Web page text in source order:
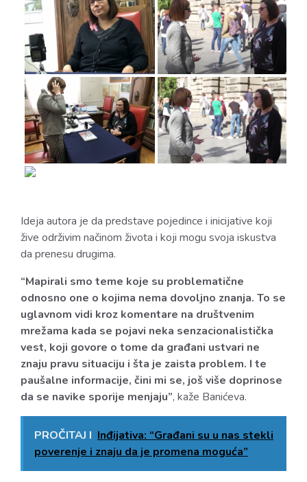
Ideja autora je da predstave pojedince i inicijative koji
žive održivim načinom života i koji mogu svoja iskustva
da prenesu drugima.
“Mapirali smo teme koje su problematične
odnosno one o kojima nema dovoljno znanja. To se
uglavnom vidi kroz komentare na društvenim
mrežama kada se pojavi neka senzacionalistička
vest, koji govore o tome da građani ustvari ne
znaju pravu situaciju i šta je zaista problem. I te
paušalne informacije, čini mi se, još više doprinose
da se navike sporije menjaju”, kaže Banićeva.
PROČITAJ I Inđijativa: “Građani su u nas stekli
poverenje i znaju da je promena moguća”